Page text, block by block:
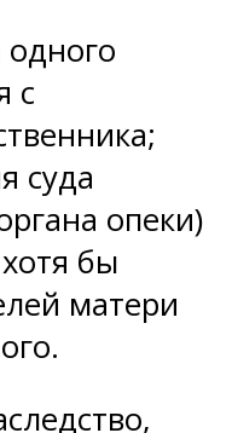
с
суда
опеки)
бы
матери